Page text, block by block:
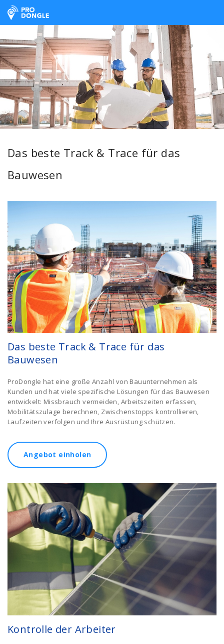
ProDongle Track & Trace
Das beste Track & Trace für das
Bauwesen
Das beste Track & Trace für das
Bauwesen
ProDongle hat eine große Anzahl von Bauunternehmen als
Kunden und hat viele spezifische Lösungen für das Bauwesen
entwickelt: Missbrauch vermeiden, Arbeitszeiten erfassen,
Mobilitätszulage berechnen, Zwischenstopps kontrollieren,
Laufzeiten verfolgen und Ihre Ausrüstung schützen.
Angebot einholen
Kontrolle der Arbeiter